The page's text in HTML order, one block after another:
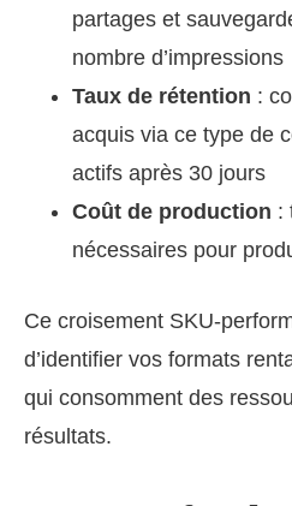
partages et
nombre d’impressions
Taux de rétention :
acquis via ce type de
actifs après 30 jours
Coût de production :
nécessaires pour
Ce croisement SKU-
d’identifier vos formats
qui consomment des
résultats.